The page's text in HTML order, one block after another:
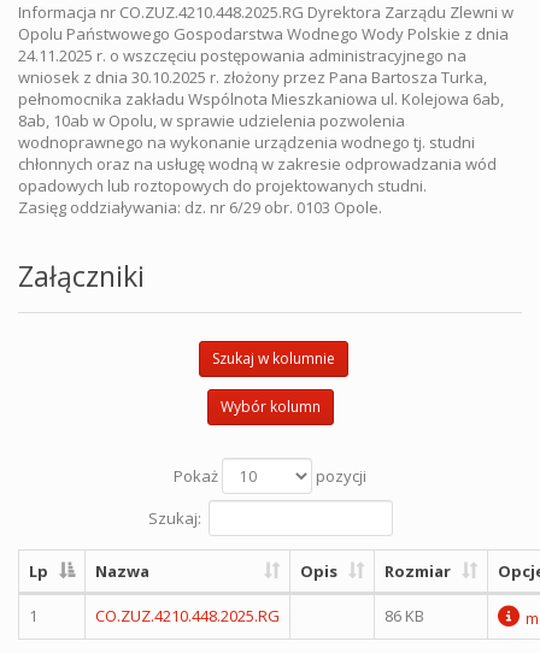
Informacja nr CO.ZUZ.4210.448.2025.RG Dyrektora Zarządu Zlewni w
Opolu Państwowego Gospodarstwa Wodnego Wody Polskie z dnia
24.11.2025 r. o wszczęciu postępowania administracyjnego na
wniosek z dnia 30.10.2025 r. złożony przez Pana Bartosza Turka,
pełnomocnika zakładu Wspólnota Mieszkaniowa ul. Kolejowa 6ab,
8ab, 10ab w Opolu, w sprawie udzielenia pozwolenia
wodnoprawnego na wykonanie urządzenia wodnego tj. studni
chłonnych oraz na usługę wodną w zakresie odprowadzania wód
opadowych lub roztopowych do projektowanych studni.
Zasięg oddziaływania: dz. nr 6/29 obr. 0103 Opole.
Załączniki
Szukaj w kolumnie
Wybór kolumn
Pokaż
pozycji
Szukaj:
Lp Nazwa Opis Rozmiar
1 CO.ZUZ.4210.448.2025.RG 86 KB